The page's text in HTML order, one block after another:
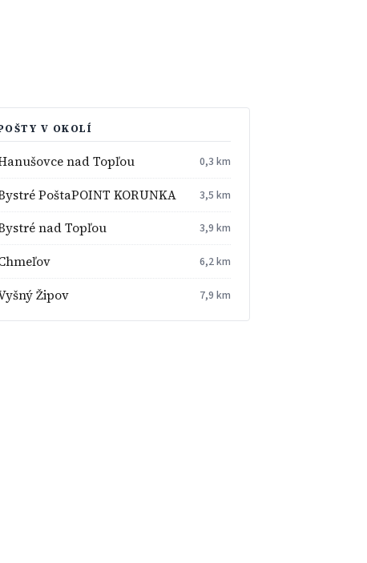
V OKOLÍ
nad Topľou 0,3 km
PoštaPOINT KORUNKA 3,5 km
nad Topľou 3,9 km
6,2 km
Žipov 7,9 km